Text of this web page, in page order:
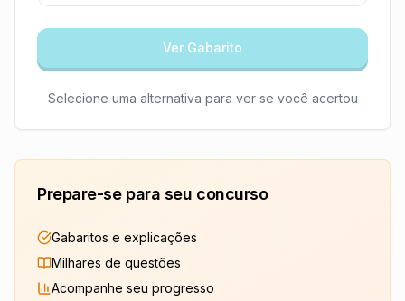
Ver Gabarito
Selecione uma alternativa para ver se você acertou
Prepare-se para seu concurso
Gabaritos e explicações
Milhares de questões
Acompanhe seu progresso